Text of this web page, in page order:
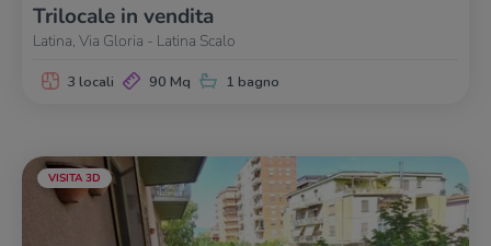
Trilocale in vendita
Latina, Via Gloria - Latina Scalo
3 locali 90 Mq 1 bagno
VISITA 3D